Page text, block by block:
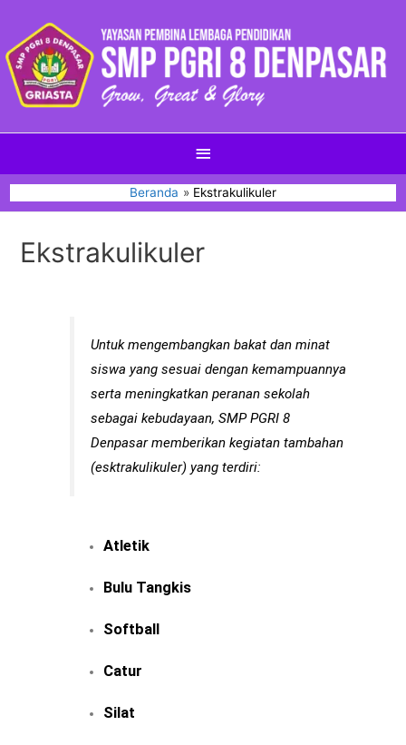
Beranda Ekstrakulikuler
Ekstrakulikuler
Untuk mengembangkan bakat dan minat
siswa yang sesuai dengan kemampuannya
serta meningkatkan peranan sekolah
sebagai kebudayaan, SMP PGRI 8
Denpasar memberikan kegiatan tambahan
(esktrakulikuler) yang terdiri:
Atletik
Bulu Tangkis
Softball
Catur
Silat